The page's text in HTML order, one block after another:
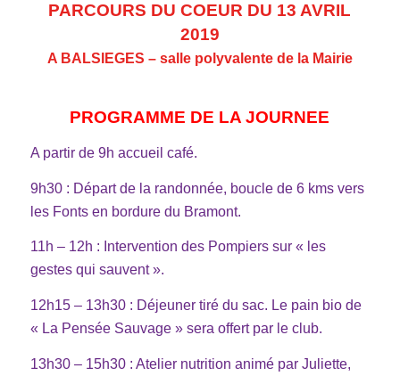
PARCOURS DU COEUR DU 13 AVRIL
2019
A BALSIEGES – salle polyvalente de la Mairie
PROGRAMME DE LA JOURNEE
A partir de 9h accueil café.
9h30 : Départ de la randonnée, boucle de 6 kms vers
les Fonts en bordure du Bramont.
11h – 12h : Intervention des Pompiers sur « les
gestes qui sauvent ».
12h15 – 13h30 : Déjeuner tiré du sac. Le pain bio de
« La Pensée Sauvage » sera offert par le club.
13h30 – 15h30 : Atelier nutrition animé par Juliette,